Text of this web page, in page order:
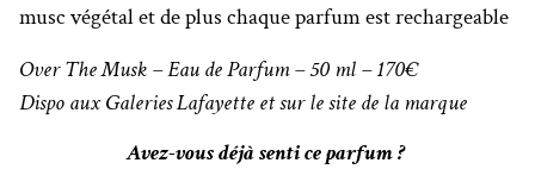
musc végétal et de plus chaque parfum est rechargeable
Over The Musk – Eau de Parfum – 50 ml – 170€
Dispo aux Galeries Lafayette et sur le site de la marque
Avez-vous déjà senti ce parfum ?